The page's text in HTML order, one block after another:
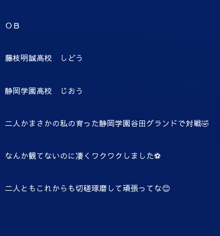
ＯＢ
藤枝明誠高校 しどう
静岡学園高校 じおう
二人かまさかの私の育った静岡学園谷田グランドで対戦🤣
なんか観てないのに凄くワクワクしました⚽️
二人ともこれからも切磋琢磨して頑張ってな😊